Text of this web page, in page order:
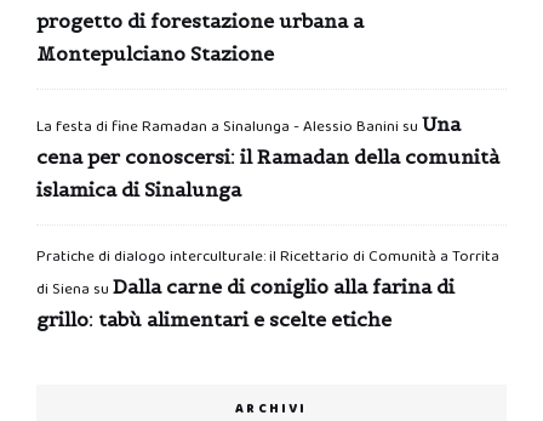
progetto di forestazione urbana a
Montepulciano Stazione
La festa di fine Ramadan a Sinalunga - Alessio Banini su Una
cena per conoscersi: il Ramadan della comunità
islamica di Sinalunga
Pratiche di dialogo interculturale: il Ricettario di Comunità a Torrita
di Siena su Dalla carne di coniglio alla farina di
grillo: tabù alimentari e scelte etiche
ARCHIVI